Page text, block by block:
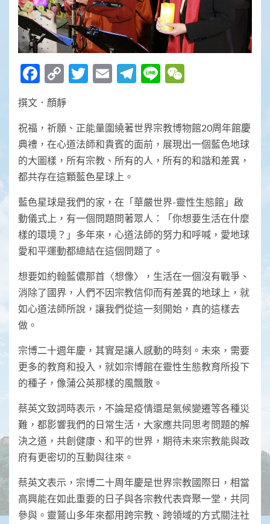
Facebook
Copy
Link
Twitter
EmailTelegram
Line
撰文．顏靜
祝福，祈願、正能量圍繞著世界宗教博物館20周年館慶
典禮，在心道法師和貴賓的面前，展現出一個藍色地球
的大圖樣，所有宗教、所有的人，所有的和諧和差異，
都共存在這顆藍色星球上。
藍色星球是我們的家，在「華嚴世界-靈性生態館」啟
動儀式上，有一個問題問著眾人：「你想要生活在什麼
樣的環境？」多年來，心道法師的努力和呼喊，愛地球
愛和平運動都總結在這個問題了。
想要如約翰藍儂那首〈想像〉，生活在一個沒有戰爭、
消除了國界，人們不因宗教信仰而有差異的地球上，就
如心道法師所說，讓我們從這一刻開始，真的這樣去
做。
宗博二十週年慶，其實是讓人感動的時刻。未來，需要
更多的教育和投入，就如宗博館在靈性生態教育所投下
的種子，像蒲公英那樣的風飄散。
蔡英文致詞時表示，不論是疫情還是氣候變遷等各種災
難，都影響我們的日常生活，大家應共同思考問題的解
決之道，共創健康、和平的世界，期待未來宗教能與政
府有更密切的互動與往來。
蔡英文表示，宗博二十周年慶是世界宗教國際日，相當
高興能在如此重要的日子與各宗教代表齊聚一堂，共同
參與。靈鷲山多年來都用跨宗教、跨領域的方式關注社